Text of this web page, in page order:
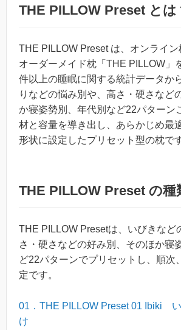
THE PILLOW Preset とは
THE PILLOW Preset は、オンライ
オーダーメイド枕「THE PILLOW」
件以上の睡眠に関する統計データか
りなどの悩み別や、高さ・硬さなど
か寝姿勢別、年代別など22パターン
材と容量を導き出し、あらかじめ最
形状に設定したプリセット型の枕です
THE PILLOW Preset の種
THE PILLOW Presetは、いびきなど
さ・硬さなどの好み別、そのほか寝
ど22パターンでプリセットし、順次
定です。
01．THE PILLOW Preset 01 Ibiki
け